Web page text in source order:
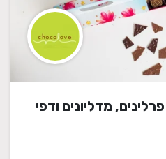
מדליונים ודפי